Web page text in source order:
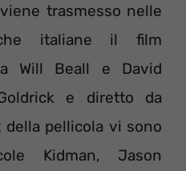
trasmesso nelle
italiane il film
Will Beall e David
e diretto da
della pellicola vi sono
Kidman, Jason